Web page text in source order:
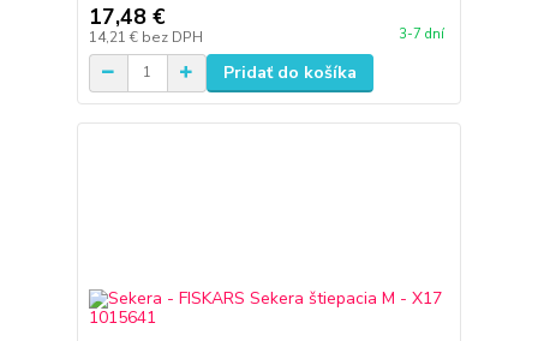
17,48 €
14,21 € bez DPH 3-7 dní
Pridať do košíka